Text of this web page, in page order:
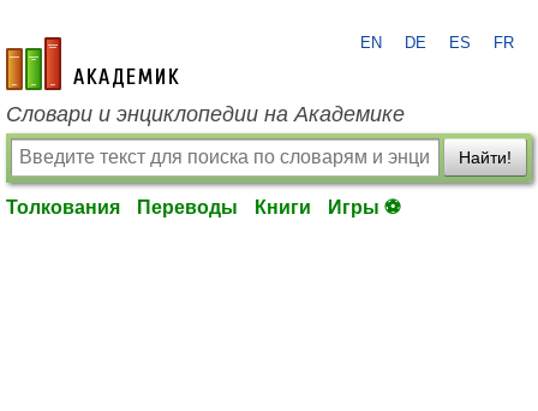
academic.ru
EN DE ES FR
Словари и энциклопедии на Академике
Найти!
Толкования Переводы Книги Игры ⚽